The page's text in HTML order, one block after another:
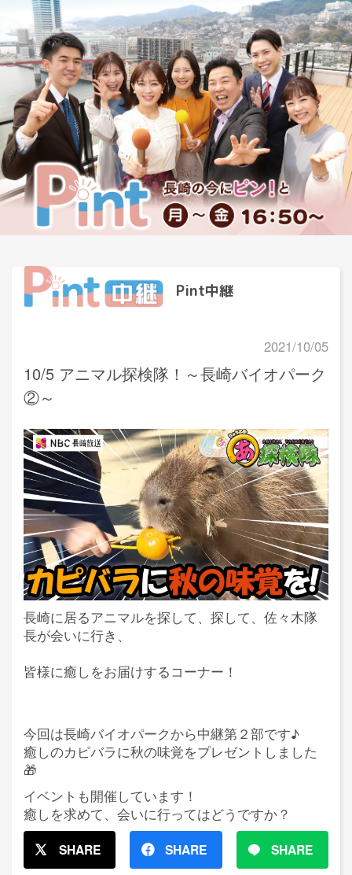
Pint中継
2021/10/05
10/5 アニマル探検隊！～長崎バイオパーク
②～
長崎に居るアニマルを探して、探して、佐々木隊
長が会いに行き、
皆様に癒しをお届けするコーナー！
今回は長崎バイオパークから中継第２部です♪
癒しのカピバラに秋の味覚をプレゼントしました
🎁
イベントも開催しています！
癒しを求めて、会いに行ってはどうですか？
SHARE SHARE SHARE